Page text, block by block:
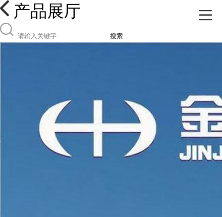
产品展厅
搜索